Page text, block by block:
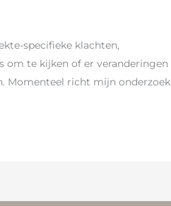
specifieke klachten,
om te kijken of er veranderingen
Momenteel richt mijn onderzoek